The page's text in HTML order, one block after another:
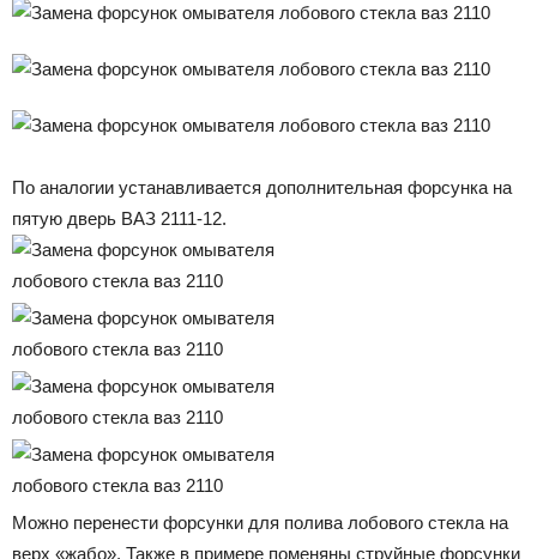
По аналогии устанавливается дополнительная форсунка на
пятую дверь ВАЗ 2111-12.
Можно перенести форсунки для полива лобового стекла на
верх «жабо». Также в примере поменяны струйные форсунки